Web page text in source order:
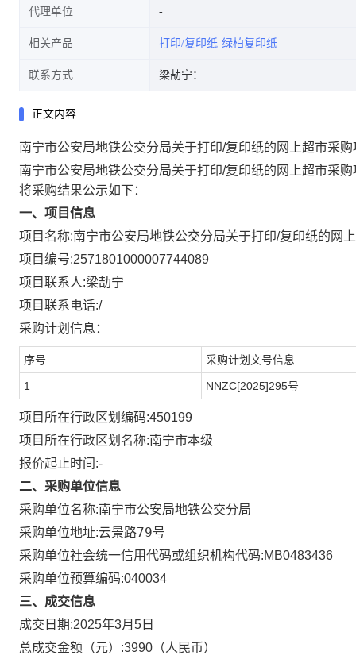
代理单位
相关产品 打印/复印纸 绿柏复印纸
联系方式 梁劼宁：
正文内容
南宁市公安局地铁公交分局关于打印/复印纸的网上超市采
南宁市公安局地铁公交分局关于打印/复印纸的网上超市采购
将采购结果公示如下：
一、项目信息
项目名称:南宁市公安局地铁公交分局关于打印/复印纸的网
项目编号:2571801000007744089
项目联系人:梁劼宁
项目联系电话:/
采购计划信息：
序号 采购计划文号信息
1 NNZC[2025]295号
项目所在行政区划编码:450199
项目所在行政区划名称:南宁市本级
报价起止时间:-
二、采购单位信息
采购单位名称:南宁市公安局地铁公交分局
采购单位地址:云景路79号
采购单位社会统一信用代码或组织机构代码:MB0483436
采购单位预算编码:040034
三、成交信息
成交日期:2025年3月5日
总成交金额（元）:3990 （人民币）